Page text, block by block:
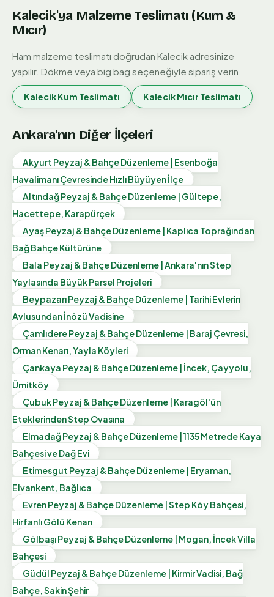
Kalecik'ya Malzeme Teslimatı (Kum &
Mıcır)
Ham malzeme teslimatı doğrudan Kalecik adresinize
yapılır. Dökme veya big bag seçeneğiyle sipariş verin.
KalecikKum Teslimatı KalecikMıcır Teslimatı
Ankara'nın Diğer İlçeleri
Akyurt Peyzaj & Bahçe Düzenleme | Esenboğa
Havalimanı Çevresinde Hızlı Büyüyen İlçe
Altındağ Peyzaj & Bahçe Düzenleme | Gültepe,
Hacettepe, Karapürçek
Ayaş Peyzaj & Bahçe Düzenleme | Kaplıca Toprağından
Bağ Bahçe Kültürüne
Bala Peyzaj & Bahçe Düzenleme | Ankara'nın Step
Yaylasında Büyük Parsel Projeleri
Beypazarı Peyzaj & Bahçe Düzenleme | Tarihi Evlerin
Avlusundan İnözü Vadisine
Çamlıdere Peyzaj & Bahçe Düzenleme | Baraj Çevresi,
Orman Kenarı, Yayla Köyleri
Çankaya Peyzaj & Bahçe Düzenleme | İncek, Çayyolu,
Ümitköy
Çubuk Peyzaj & Bahçe Düzenleme | Karagöl'ün
Eteklerinden Step Ovasına
Elmadağ Peyzaj & Bahçe Düzenleme | 1135 Metrede Kaya
Bahçesi ve Dağ Evi
Etimesgut Peyzaj & Bahçe Düzenleme | Eryaman,
Elvankent, Bağlıca
Evren Peyzaj & Bahçe Düzenleme | Step Köy Bahçesi,
Hirfanlı Gölü Kenarı
Gölbaşı Peyzaj & Bahçe Düzenleme | Mogan, İncek Villa
Bahçesi
Güdül Peyzaj & Bahçe Düzenleme | Kirmir Vadisi, Bağ
Bahçe, Sakin Şehir